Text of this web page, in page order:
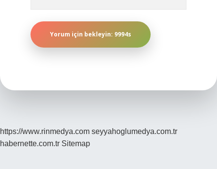
https://www.rinmedya.com seyyahoglumedya.com.tr
habernette.com.tr Sitemap